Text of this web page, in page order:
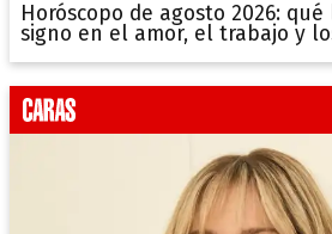
Horóscopo de agosto 2026:
signo en el amor, el trabajo y